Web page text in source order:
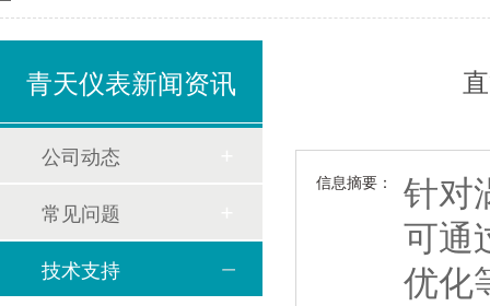
信息摘要：
针对
可通
优化
青天仪表新闻资讯
公司动态
常见问题
技术支持